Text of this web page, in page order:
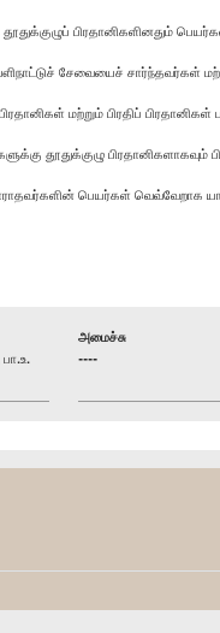
தூதுக்குழுப் பிரதானிகளினதும்
சேவையைச்
மற்றும் பிரதிப்
தூதுக்குழு
பெயர்கள் வெவ்வேறாக
அமைச்சு
----